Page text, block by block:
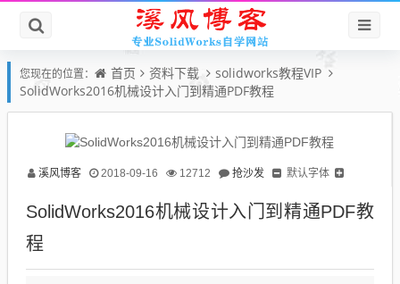
您现在的位置： 首页 资料下载
solidworks教程VIP
SolidWorks2016机械设计入门到精通PDF教程
溪风博客 2018-09-16 12712 抢沙发 默认字体
SolidWorks2016机械设计入门到精通PDF教
程